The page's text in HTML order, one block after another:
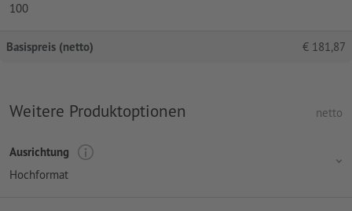
100
Basispreis (netto) € 181,87
Weitere Produktoptionen netto
Ausrichtung
Hochformat